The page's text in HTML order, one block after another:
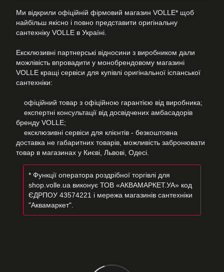
Ми відкрили офіційній фірмовий магазин VOLLE* щоб
найбільш якісно і повно представити оригінальну
сантехніку VOLLE в Україні.
Ексклюзивні партнерські відносини з виробником дали
можлівість впровадити у монобрендовому магазині
VOLLE кращі сервіси для купівлі оригінальної іспанської
сантехніки:
офіційний товар з офіційною гарантією від виробника;
експертні консультації від досвідчених амбасадорів
бренду VOLLE;
ексклюзивні сервіси для клієнтів - безкоштовна
доставка не габаритних товарів, можливість забронювати
товар в магазинах у Києві, Львові, Одесі.
* Функції оператора роздрібної торгівлі для
shop.volle.ua виконує ТОВ «АКВАМАРКЕТ.УА» код
ЄДРПОУ 43574221 і мережа магазинів сантехніки
"Аквамаркет".